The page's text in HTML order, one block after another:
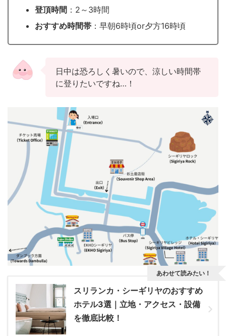
登頂時間 ：2～3時間
おすすめ時間帯 ：早朝6時頃or夕方16時頃
日中は恐ろしく暑いので、涼しい時間帯
に登りたいですね…！
スリランカ・シーギリヤのおすすめ
ホテル3選｜立地・アクセス・設備
を徹底比較！
あわせて読みたい！